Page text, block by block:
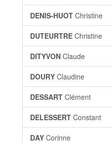
DENIS-HUOT Christine
DUTEURTRE Christine
DITYVON Claude
DOURY Claudine
DESSART Clément
DELESSERT Constant
DAY Corinne